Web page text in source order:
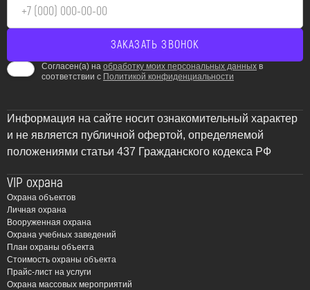
Согласен(а) на обработку моих персональных данных в
соответствии с Политикой конфиденциальности
Информация на сайте носит ознакомительный характер
и не является публичной офертой, определяемой
положениями статьи 437 Гражданского кодекса РФ
VIP охрана
Охрана объектов
Личная охрана
Вооруженная охрана
Охрана учебных заведений
План охраны объекта
Стоимость охраны объекта
Прайс-лист на услуги
Охрана массовых мероприятий